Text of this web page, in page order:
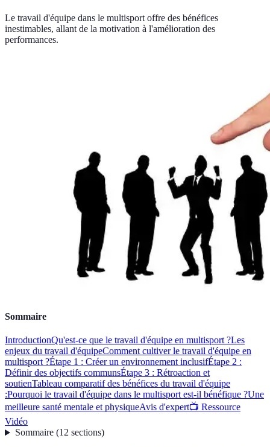
Le travail d'équipe dans le multisport offre des bénéfices
inestimables, allant de la motivation à l'amélioration des
performances.
Sommaire
IntroductionQu'est-ce que le travail d'équipe en multisport ?Les
enjeux du travail d'équipeComment cultiver le travail d'équipe en
multisport ?Étape 1 : Créer un environnement inclusifÉtape 2 :
Définir des objectifs communsÉtape 3 : Rétroaction et
soutienTableau comparatif des bénéfices du travail d'équipe
:Pourquoi le travail d'équipe dans le multisport est-il bénéfique ?Une
meilleure santé mentale et physiqueAvis d'expert📺 Ressource
Vidéo
Sommaire(12 sections)